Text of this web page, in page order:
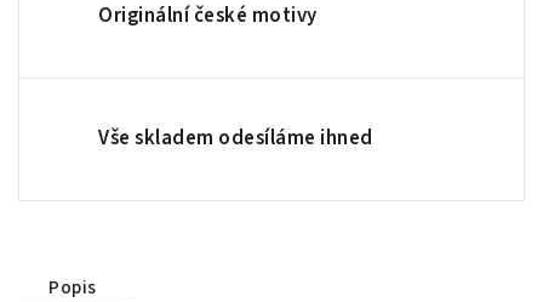
Originální české motivy
Vše skladem odesíláme ihned
Popis